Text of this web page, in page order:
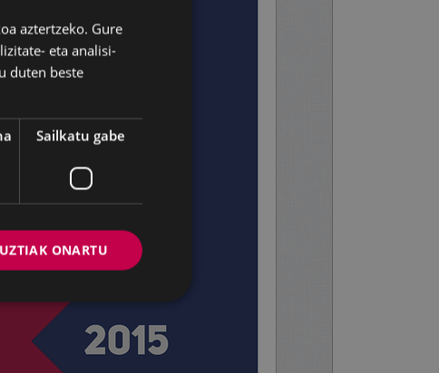
BASQUE
SPANISH
aztertzeko. Gure
eta analisi-
duten beste
Sailkatu gabe
ONARTU